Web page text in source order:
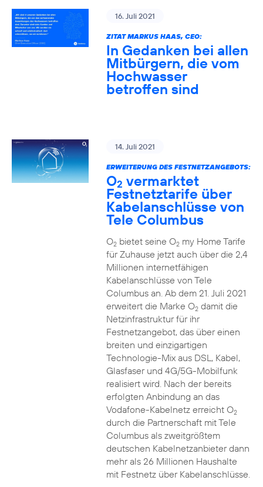
16. Juli 2021
ZITAT MARKUS HAAS, CEO:
In Gedanken bei allen
Mitbürgern, die vom
Hochwasser
betroffen sind
14. Juli 2021
ERWEITERUNG DES FESTNETZANGEBOTS:
O2 vermarktet
Festnetztarife über
Kabelanschlüsse von
Tele Columbus
O2bietet seine O2my Home Tarife
für Zuhause jetzt auch über die 2,4
Millionen internetfähigen
Kabelanschlüsse von Tele
Columbus an. Ab dem 21. Juli 2021
erweitert die Marke O2damit die
Netzinfrastruktur für ihr
Festnetzangebot, das über einen
breiten und einzigartigen
Technologie-Mix aus DSL, Kabel,
Glasfaser und 4G/5G-Mobilfunk
realisiert wird. Nach der bereits
erfolgten Anbindung an das
Vodafone-Kabelnetz erreicht O2
durch die Partnerschaft mit Tele
Columbus als zweitgrößtem
deutschen Kabelnetzanbieter dann
mehr als 26 Millionen Haushalte
mit Festnetz über Kabelanschlüsse.